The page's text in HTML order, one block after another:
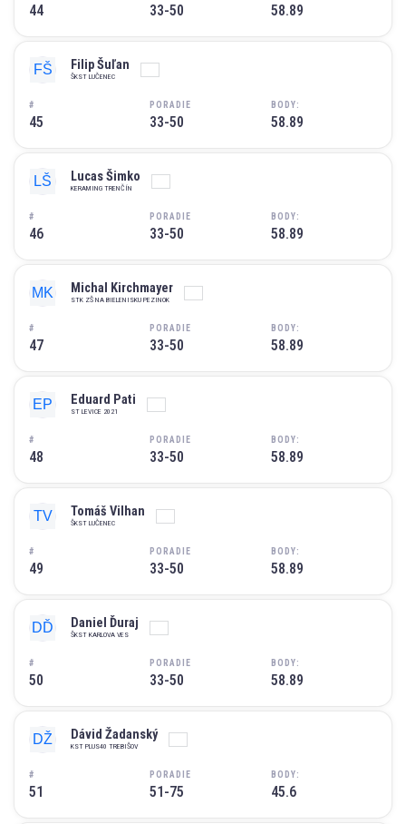
44 33-50 58.89
#
45
Filip Šuľan
ŠKST LUČENEC
PORADIE
33-50
BODY:
58.89
#
46
Lucas Šimko
KERAMING TRENČÍN
PORADIE
33-50
BODY:
58.89
#
47
Michal Kirchmayer
STK ZŠ NA BIELENISKU PEZINOK
PORADIE
33-50
BODY:
58.89
#
48
Eduard Pati
ST LEVICE 2021
PORADIE
33-50
BODY:
58.89
#
49
Tomáš Vilhan
ŠKST LUČENEC
PORADIE
33-50
BODY:
58.89
#
50
Daniel Ďuraj
ŠKST KARLOVA VES
PORADIE
33-50
BODY:
58.89
#
51
Dávid Žadanský
KST PLUS40 TREBIŠOV
PORADIE
51-75
BODY:
45.6